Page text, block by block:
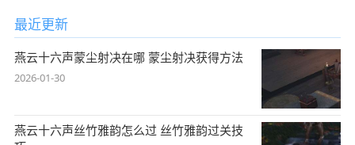
最近更新
燕云十六声蒙尘射决在哪 蒙尘射决获得方法
2026-01-30
燕云十六声丝竹雅韵怎么过 丝竹雅韵过关技